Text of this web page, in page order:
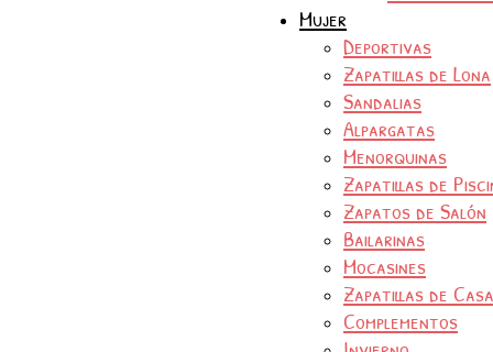
Mujer
Deportivas
Zapatillas de Lona
Sandalias
Alpargatas
Menorquinas
Zapatillas de
Zapatos de Salón
Bailarinas
Mocasines
Zapatillas de Casa
Complementos